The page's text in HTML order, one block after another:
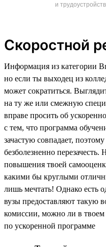
и
Скоростной
Информация из категории
но если ты выходец из
может сократиться.
на ту же или смежную
вправе просить об
с тем, что программа
зачастую совпадает,
безболезненно
повышения твоей
какими бы круглыми
лишь мечтать! Однако есть
вузы предоставляют такую
комиссии, можно ли в твоем
по ускоренной программе